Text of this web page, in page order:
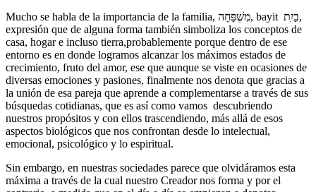
Mucho se habla de la importancia de la familia, מִשְׁפָּחָה, bayit בַיִִת,
expresión que de alguna forma también simboliza los conceptos de
casa, hogar e incluso tierra,probablemente porque dentro de ese
entorno es en donde logramos alcanzar los máximos estados de
crecimiento, fruto del amor, ese que aunque se viste en ocasiones de
diversas emociones y pasiones, finalmente nos denota que gracias a
la unión de esa pareja que aprende a complementarse a través de sus
búsquedas cotidianas, que es así como vamos descubriendo
nuestros propósitos y con ellos trascendiendo, más allá de esos
aspectos biológicos que nos confrontan desde lo intelectual,
emocional, psicológico y lo espiritual.
Sin embargo, en nuestras sociedades parece que olvidáramos esta
máxima a través de la cual nuestro Creador nos forma y por el